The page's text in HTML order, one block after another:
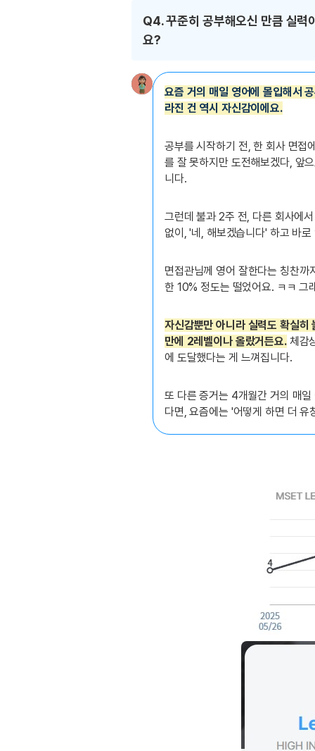
Q4. 꾸준히 공부해오신 만큼 실력
요?
요즘 거의 매일 영어에 몰입해서
라진 건 역시 자신감이에요.
공부를 시작하기 전, 한 회사 면접
를 잘 못하지만 도전해보겠다, 앞
니다.
그런데 불과 2주 전, 다른 회사에
없이, '네, 해보겠습니다' 하고 바
면접관님께 영어 잘한다는 칭찬
한 10% 정도는 떨었어요. ㅋㅋ 그
자신감뿐만 아니라 실력도 확실
만에 2레벨이나 올랐거든요.체감
에 도달했다는 게 느껴집니다.
또 다른 증거는 4개월간 거의 매
다면, 요즘에는 '어떻게 하면 더